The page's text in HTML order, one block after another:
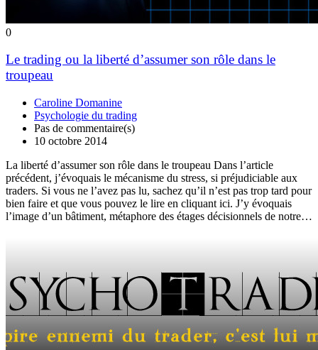
0
Le trading ou la liberté d’assumer son rôle dans le
troupeau
Caroline Domanine
Psychologie du trading
Pas de commentaire(s)
10 octobre 2014
La liberté d’assumer son rôle dans le troupeau Dans l’article
précédent, j’évoquais le mécanisme du stress, si préjudiciable aux
traders. Si vous ne l’avez pas lu, sachez qu’il n’est pas trop tard pour
bien faire et que vous pouvez le lire en cliquant ici. J’y évoquais
l’image d’un bâtiment, métaphore des étages décisionnels de notre…